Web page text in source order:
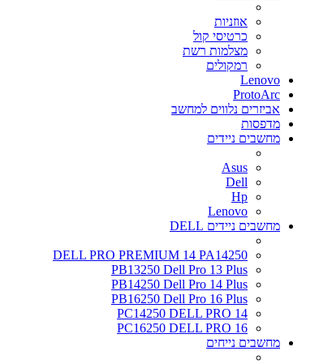
אוזניות
כרטיסי קול
מצלמות רשת
רמקולים
Lenovo
ProtoArc
אביזרים נלווים למחשב
מדפסות
מחשבים ניידים
Asus
Dell
Hp
Lenovo
מחשבים ניידים DELL
DELL PRO PREMIUM 14 PA14250
PB13250 Dell Pro 13 Plus
PB14250 Dell Pro 14 Plus
PB16250 Dell Pro 16 Plus
PC14250 DELL PRO 14
PC16250 DELL PRO 16
מחשבים נייחים